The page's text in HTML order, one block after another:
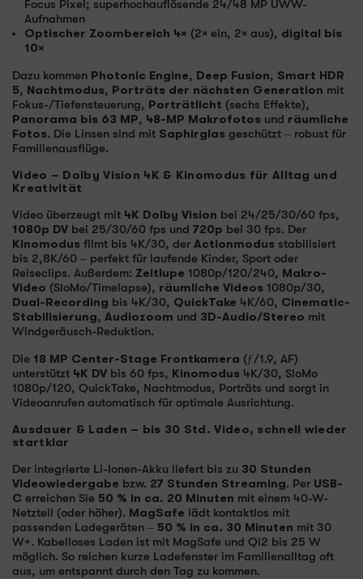
Focus Pixel; superhochauflösende 24/48 MP UWW-
Aufnahmen
Optischer Zoombereich 4× (2× ein, 2× aus), digital bis
10×
Dazu kommen Photonic Engine, Deep Fusion, Smart HDR
5, Nachtmodus, Porträts der nächsten Generation mit
Fokus-/Tiefensteuerung, Porträtlicht (sechs Effekte),
Panorama bis 63 MP, 48-MP Makrofotos und räumliche
Fotos. Die Linsen sind mit Saphirglas geschützt – robust für
Familienausflüge.
Video – Dolby Vision 4K & Kinomodus für Alltag und
Kreativität
Video überzeugt mit 4K Dolby Vision bei 24/25/30/60 fps,
1080p DV bei 25/30/60 fps und 720p bei 30 fps. Der
Kinomodus filmt bis 4K/30, der Actionmodus stabilisiert
bis 2,8K/60 – perfekt für laufende Kinder, Sport oder
Reiseclips. Außerdem: Zeitlupe 1080p/120/240, Makro-
Video (SloMo/Timelapse), räumliche Videos 1080p/30,
Dual-Recording bis 4K/30, QuickTake 4K/60, Cinematic-
Stabilisierung, Audiozoom und 3D-Audio/Stereo mit
Windgeräusch-Reduktion.
Die 18 MP Center-Stage Frontkamera (ƒ/1.9, AF)
unterstützt 4K DV bis 60 fps, Kinomodus 4K/30, SloMo
1080p/120, QuickTake, Nachtmodus, Porträts und sorgt in
Videoanrufen automatisch für optimale Ausrichtung.
Ausdauer & Laden – bis 30 Std. Video, schnell wieder
startklar
Der integrierte Li-Ionen-Akku liefert bis zu 30 Stunden
Videowiedergabe bzw. 27 Stunden Streaming. Per USB-
C erreichen Sie 50 % in ca. 20 Minuten mit einem 40-W-
Netzteil (oder höher). MagSafe lädt kontaktlos mit
passenden Ladegeräten – 50 % in ca. 30 Minuten mit 30
W+. Kabelloses Laden ist mit MagSafe und Qi2 bis 25 W
möglich. So reichen kurze Ladefenster im Familienalltag oft
aus, um entspannt durch den Tag zu kommen.